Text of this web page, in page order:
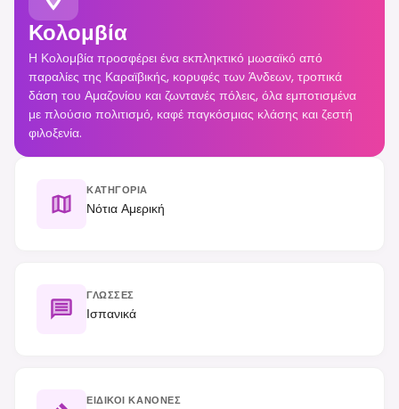
Κολομβία
Η Κολομβία προσφέρει ένα εκπληκτικό μωσαϊκό από
παραλίες της Καραϊβικής, κορυφές των Άνδεων, τροπικά
δάση του Αμαζονίου και ζωντανές πόλεις, όλα εμποτισμένα
με πλούσιο πολιτισμό, καφέ παγκόσμιας κλάσης και ζεστή
φιλοξενία.
ΚΑΤΗΓΟΡΊΑ
Νότια Αμερική
ΓΛΏΣΣΕΣ
Ισπανικά
ΕΙΔΙΚΟΊ ΚΑΝΌΝΕΣ